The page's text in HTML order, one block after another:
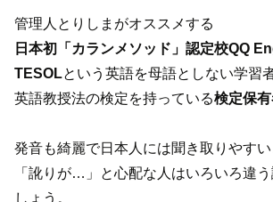
管理人とりしまがオススメする
日本初「カランメソッド」認定校QQ
TESOLという英語を母語としない学習
英語教授法の検定を持っている検定保
発音も綺麗で日本人には聞き取りやすい
「訛りが…」と心配な人はいろいろ違
しょう。